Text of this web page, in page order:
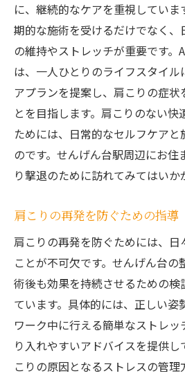
に、継続的なケアを重視していま
期的な施術を受けるだけでなく
の維持やストレッチが重要です。
は、一人ひとりのライフスタイ
アプランを提案し、肩こりの症状
とを目指します。肩こりのない快
ためには、日常的なセルフケア
のです。せんげん台駅周辺にお住
り撃退のために訪れてみてはいか
肩こりの再発を防ぐための指導
肩こりの再発を防ぐためには、
ことが不可欠です。せんげん台の
術後も効果を持続させるための検
ています。具体的には、正しい姿
ワーク中に行える簡単なストレ
り入れやすいアドバイスを提供
こりの原因となるストレスの管